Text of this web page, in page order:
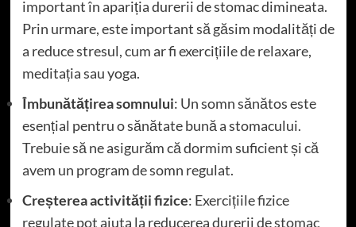
important în apariția durerii de stomac dimineata.
Prin urmare, este important să găsim modalități de
a reduce stresul, cum ar fi exercițiile de relaxare,
meditația sau yoga.
Îmbunătățirea somnului: Un somn sănătos este
esențial pentru o sănătate bună a stomacului.
Trebuie să ne asigurăm că dormim suficient și că
avem un program de somn regulat.
Creșterea activității fizice: Exercițiile fizice
regulate pot ajuta la reducerea durerii de stomac